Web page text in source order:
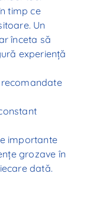
timp ce
Un
înceta să
experiență
recomandate
importante
grozave în
dată.